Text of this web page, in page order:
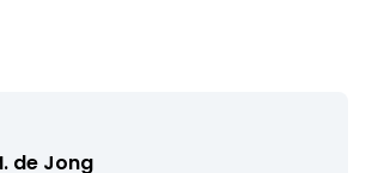
de Jong